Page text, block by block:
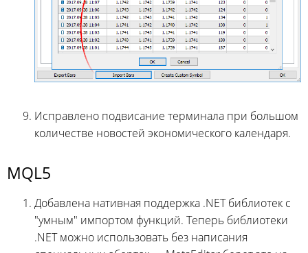
Исправлено подвисание терминала при большом
количестве новостей экономического календаря.
MQL5
Добавлена нативная поддержка .NET библиотек с
"умным" импортом функций. Теперь библиотеки
.NET можно использовать без написания